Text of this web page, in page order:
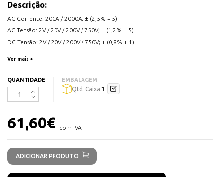
Descrição:
AC Corrente: 200A / 2000A; ± (2,5% + 5)
AC Tensão: 2V / 20V / 200V / 750V; ± (1,2% + 5)
DC Tensão: 2V / 20V / 200V / 750V; ± (0,8% + 1)
Contagem do display: 2000
Gama Auto
Diodo
Data Hold
MAX
LCD Backlight
Ver mais +
QUANTIDADE EMBALAGEM
Qtd. Caixa 1
61,60€ com IVA
ADICIONAR PRODUTO